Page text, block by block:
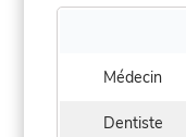
Médecin
Dentiste